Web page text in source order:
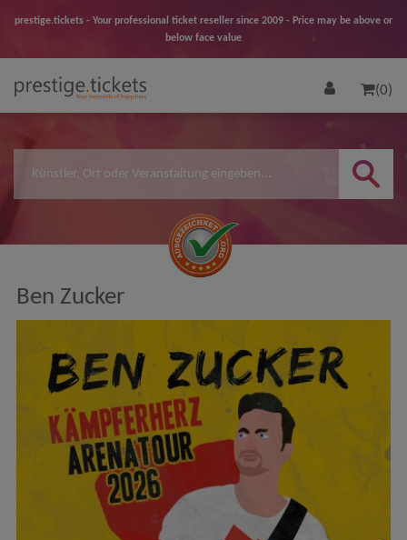
prestige.tickets - Your professional ticket reseller since 2009 - Price may be above or
below face value
(0)
Ben Zucker